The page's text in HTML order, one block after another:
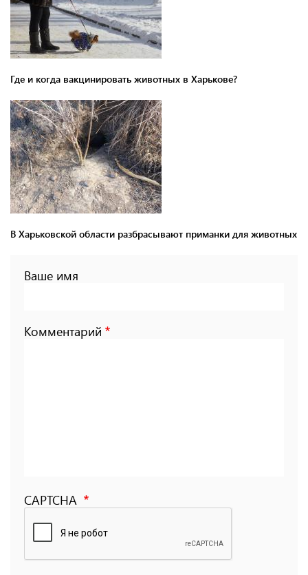
Где и когда вакцинировать животных в Харькове?
В Харьковской области разбрасывают приманки для животных
Ваше имя
Комментарий
CAPTCHA